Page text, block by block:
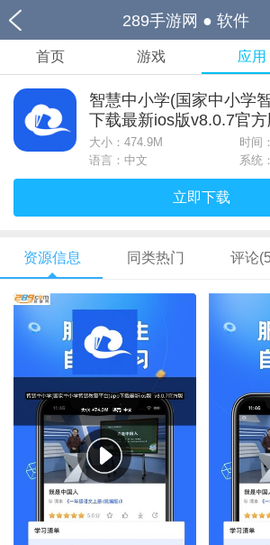
289手游网 ● 软件
首页 游戏 应用
智慧中小学(国家中小学
下载最新ios版v8.0.7官方
大小： 474.9M
时间
语言：中文
系统
立即下载
资源信息 同类热门 评论